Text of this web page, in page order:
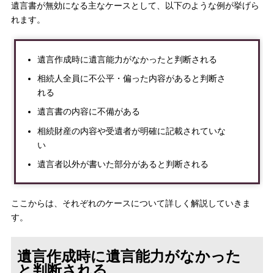
遺言書が無効になる主なケースとして、以下のような例が挙げら
れます。
遺言作成時に遺言能力がなかったと判断される
相続人全員に不公平・偏った内容があると判断さ
れる
遺言書の内容に不備がある
相続財産の内容や受遺者が明確に記載されていな
い
遺言者以外が書いた部分があると判断される
ここからは、それぞれのケースについて詳しく解説していきま
す。
遺言作成時に遺言能力がなかった